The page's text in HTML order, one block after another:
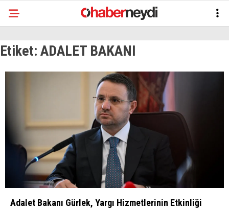
Etiket: ADALET BAKANI
Adalet Bakanı Gürlek, Yargı Hizmetlerinin Etkinliği